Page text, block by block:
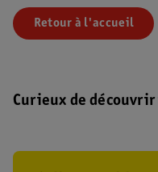
Retour à l'accueil
Curieux de